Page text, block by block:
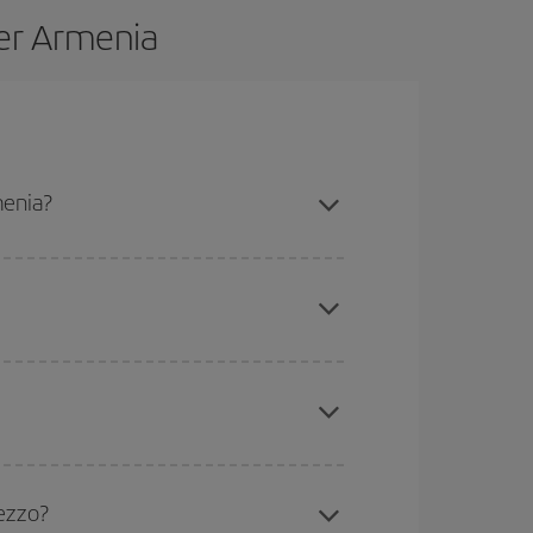
Armenia
troverai sicuramente il volo più economico.
probabile che i prezzi siano convenienti.